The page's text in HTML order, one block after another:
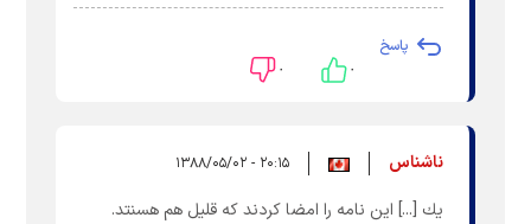
پاسخ
۰ ۰
ناشناس ۲۰:۱۵ - ۱۳۸۸/۰۵/۰۲
يك [...] اين نامه را امضا كردند كه قليل هم هسنتد.